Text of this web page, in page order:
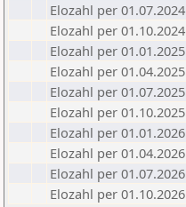
Elozahl per 01.07.2024
Elozahl per 01.10.2024
Elozahl per 01.01.2025
Elozahl per 01.04.2025
Elozahl per 01.07.2025
Elozahl per 01.10.2025
Elozahl per 01.01.2026
Elozahl per 01.04.2026
Elozahl per 01.07.2026
Elozahl per 01.10.2026